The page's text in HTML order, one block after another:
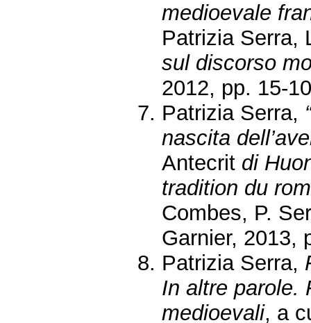
medioevale
Patrizia Serra,
sul discorso
2012, pp. 15-
Patrizia Serra,
nascita
Antecrit di
tradition du
Combes, P.
Garnier, 2013,
Patrizia Serra,
In altre parole.
medioevali, a